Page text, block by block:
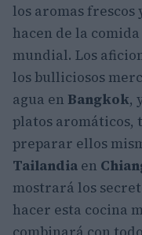
los aromas frescos
hacen de la
mundial. Los
los bulliciosos
agua en Bangkok,
platos aromáticos,
preparar ellos
Tailandia en
mostrará los
hacer esta cocina